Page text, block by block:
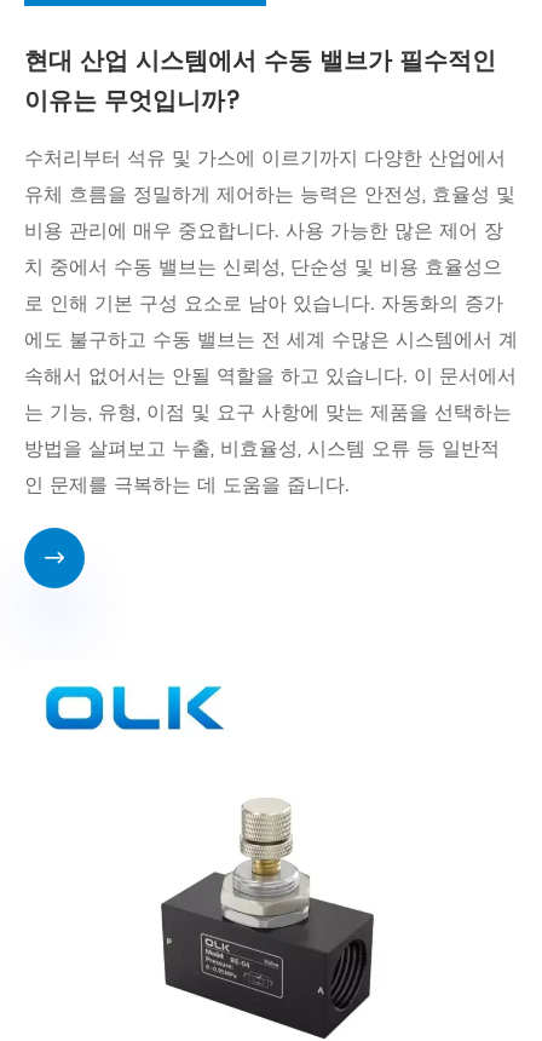
현대 산업 시스템에서 수동 밸브가 필수적인
이유는 무엇입니까?
수처리부터 석유 및 가스에 이르기까지 다양한 산업에서
유체 흐름을 정밀하게 제어하는 ​​능력은 안전성, 효율성 및
비용 관리에 매우 중요합니다. 사용 가능한 많은 제어 장
치 중에서 수동 밸브는 신뢰성, 단순성 및 비용 효율성으
로 인해 기본 구성 요소로 남아 있습니다. 자동화의 증가
에도 불구하고 수동 밸브는 전 세계 수많은 시스템에서 계
속해서 없어서는 안될 역할을 하고 있습니다. 이 문서에서
는 기능, 유형, 이점 및 요구 사항에 맞는 제품을 선택하는
방법을 살펴보고 누출, 비효율성, 시스템 오류 등 일반적
인 문제를 극복하는 데 도움을 줍니다.
